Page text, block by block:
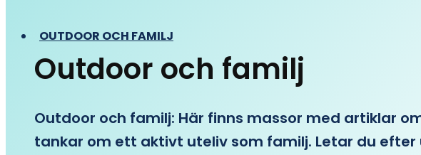
OUTDOOR OCH FAMILJ
Outdoor och familj
Outdoor och familj: Här finns massor med artiklar
tankar om ett aktivt uteliv som familj. Letar du